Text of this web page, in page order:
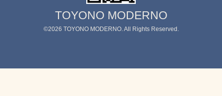
TOYONO MODERNO
©2026 TOYONO MODERNO. All Rights Reserved.